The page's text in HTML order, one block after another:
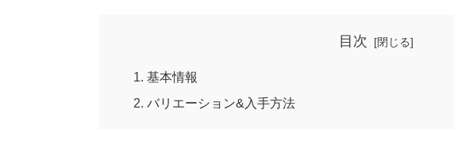
目次
基本情報
バリエーション&入手方法